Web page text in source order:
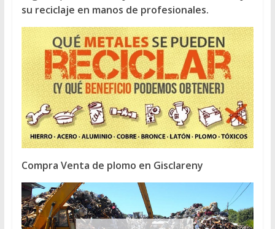
su reciclaje en manos de profesionales.
Compra Venta de plomo en Gisclareny